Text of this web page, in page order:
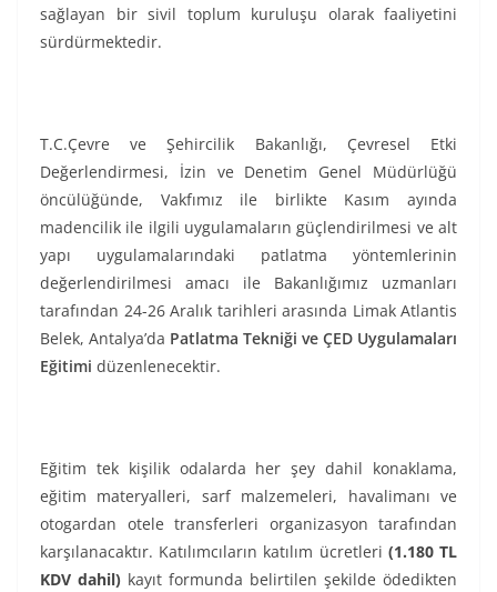
sağlayan bir sivil toplum kuruluşu olarak faaliyetini
sürdürmektedir.
T.C.Çevre ve Şehircilik Bakanlığı, Çevresel Etki
Değerlendirmesi, İzin ve Denetim Genel Müdürlüğü
öncülüğünde, Vakfımız ile birlikte Kasım ayında
madencilik ile ilgili uygulamaların güçlendirilmesi ve alt
yapı uygulamalarındaki patlatma yöntemlerinin
değerlendirilmesi amacı ile Bakanlığımız uzmanları
tarafından 24-26 Aralık tarihleri arasında Limak Atlantis
Belek, Antalya’da Patlatma Tekniği ve ÇED Uygulamaları
Eğitimi düzenlenecektir.
Eğitim tek kişilik odalarda her şey dahil konaklama,
eğitim materyalleri, sarf malzemeleri, havalimanı ve
otogardan otele transferleri organizasyon tarafından
karşılanacaktır. Katılımcıların katılım ücretleri (1.180 TL
KDV dahil) kayıt formunda belirtilen şekilde ödedikten